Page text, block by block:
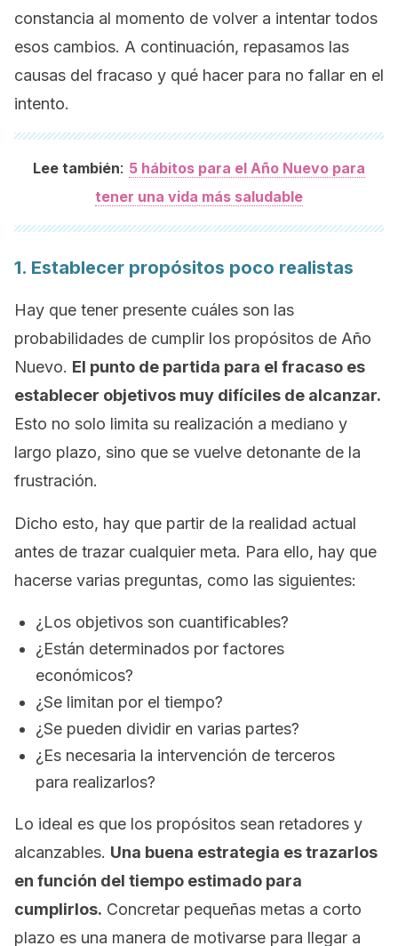
constancia al momento de volver a intentar todos
esos cambios. A continuación, repasamos las
causas del fracaso y qué hacer para no fallar en el
intento.
Lee también: 5 hábitos para el Año Nuevo para
tener una vida más saludable
1. Establecer propósitos poco realistas
Hay que tener presente cuáles son las
probabilidades de cumplir los propósitos de Año
Nuevo. El punto de partida para el fracaso es
establecer objetivos muy difíciles de alcanzar.
Esto no solo limita su realización a mediano y
largo plazo, sino que se vuelve detonante de la
frustración.
Dicho esto, hay que partir de la realidad actual
antes de trazar cualquier meta. Para ello, hay que
hacerse varias preguntas, como las siguientes:
¿Los objetivos son cuantificables?
¿Están determinados por factores
económicos?
¿Se limitan por el tiempo?
¿Se pueden dividir en varias partes?
¿Es necesaria la intervención de terceros
para realizarlos?
Lo ideal es que los propósitos sean retadores y
alcanzables. Una buena estrategia es trazarlos
en función del tiempo estimado para
cumplirlos. Concretar pequeñas metas a corto
plazo es una manera de motivarse para llegar a